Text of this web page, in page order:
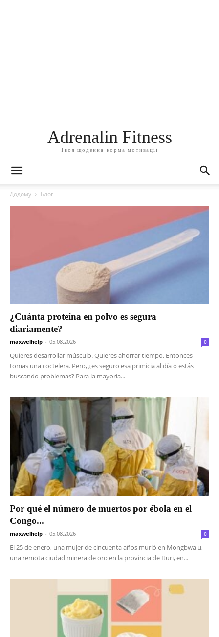
Adrenalin Fitness
Твоя щоденна норма мотивації
Додому Блог
¿Cuánta proteína en polvo es segura
diariamente?
maxwelhelp - 05.08.2026 0
Quieres desarrollar músculo. Quieres ahorrar tiempo. Entonces
tomas una coctelera. Pero, ¿es seguro esa primicia al día o estás
buscando problemas? Para la mayoría...
Por qué el número de muertos por ébola en el
Congo...
maxwelhelp - 05.08.2026 0
El 25 de enero, una mujer de cincuenta años murió en Mongbwalu,
una remota ciudad minera de oro en la provincia de Ituri, en...